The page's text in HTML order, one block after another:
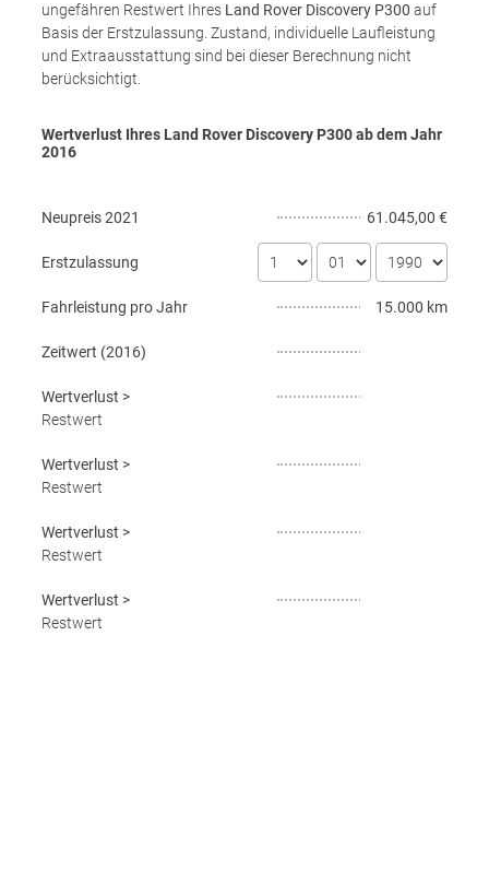
ungefähren Restwert Ihres Land Rover Discovery P300 auf
Basis der Erstzulassung. Zustand, individuelle Laufleistung
und Extraausstattung sind bei dieser Berechnung nicht
berücksichtigt.
Wertverlust Ihres Land Rover Discovery P300 ab dem Jahr
2016
Neupreis2021 61.045,00 €
Erstzulassung
Fahrleistung pro Jahr 15.000 km
Zeitwert (2016)
Wertverlust >
Restwert
Wertverlust >
Restwert
Wertverlust >
Restwert
Wertverlust >
Restwert